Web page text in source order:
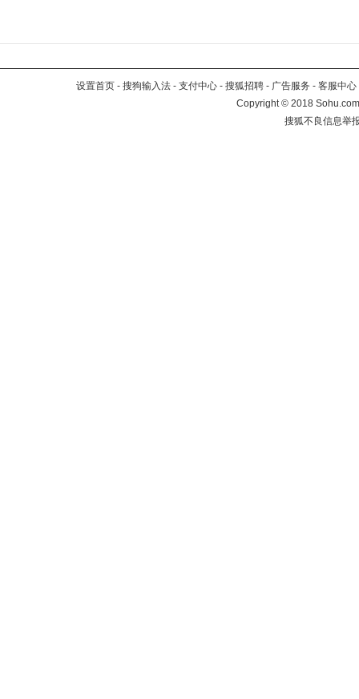
设置首页 - 搜狗输入法 - 支付中心 - 搜狐招聘 - 广告服务 - 客服中心
Copyright©2018
搜狐不良信息举